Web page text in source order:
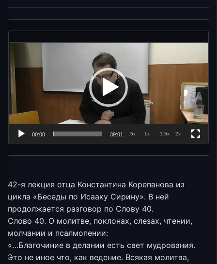
00:00 39:01 .5x 1x 1.5x 2x
42-я лекция отца Константина Корепанова из
цикла «Беседы по Исааку Сирину». В ней
продолжается разговор по Слову 40.
Слово 40. О молитве, поклонах, слезах, чтении,
молчании и псалмопении:
«…Благочиние в делании есть свет мудрования.
Это не иное что, как ведение. Всякая молитва,